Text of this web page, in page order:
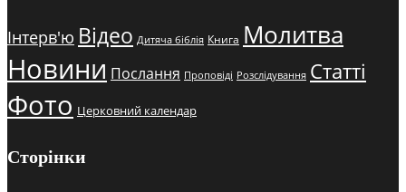
Інтерв'ю Відео Дитяча біблія Книга Молитва
Новини Послання Проповіді Розслідування Статті
Фото Церковний календар
Сторінки